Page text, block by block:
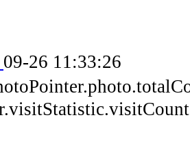
09-26 11:33:26